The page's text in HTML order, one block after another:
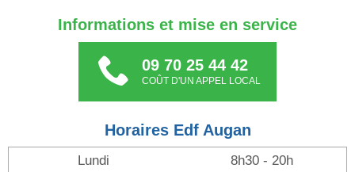
Informations et mise en service
09 70 25 44 42
COÛT D'UN APPEL LOCAL
Horaires Edf Augan
Lundi
8h30 - 20h